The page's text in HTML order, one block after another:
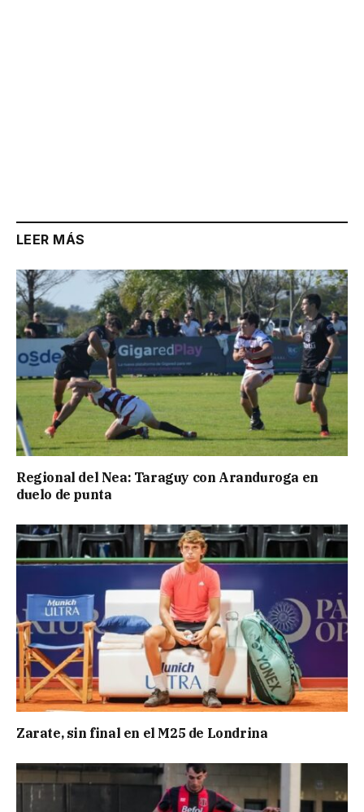
LEER MÁS
Regional del Nea: Taraguy con Aranduroga en
duelo de punta
Zarate, sin final en el M25 de Londrina